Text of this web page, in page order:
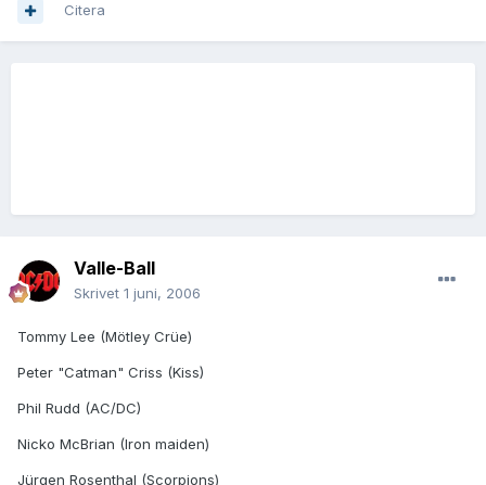
Citera
Valle-Ball
Skrivet 1 juni, 2006
Tommy Lee (Mötley Crüe)
Peter "Catman" Criss (Kiss)
Phil Rudd (AC/DC)
Nicko McBrian (Iron maiden)
Jürgen Rosenthal (Scorpions)